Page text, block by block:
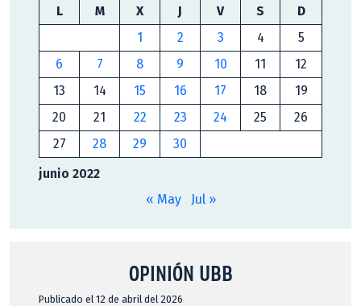
junio 2022
L M X J V S
D
1
2 3 4
5
6
7 8 9 10 11
12
13
14 15 16 17 18
19
20
21 22 23 24 25
26
27
28 29 30
« May Jul »
OPINIÓN UBB
Publicado el 12 de abril del 2026